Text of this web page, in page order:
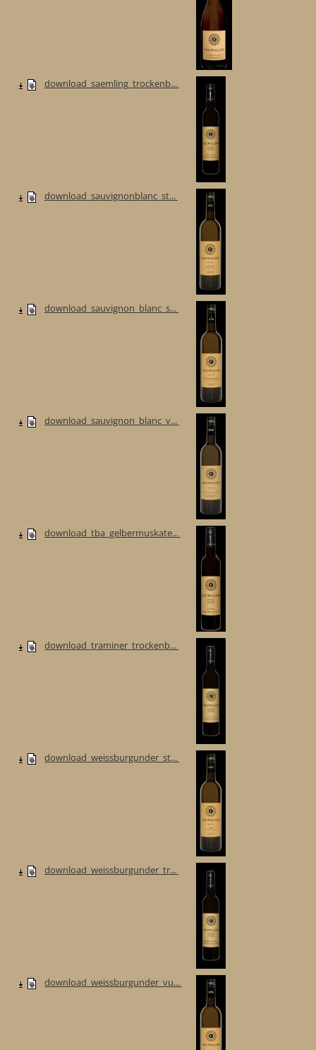
download_saemling_trockenb...
download_sauvignonblanc_st...
download_sauvignon_blanc_s...
download_sauvignon_blanc_v...
download_tba_gelbermuskate...
download_traminer_trockenb...
download_weissburgunder_st...
download_weissburgunder_tr...
download_weissburgunder_vu...